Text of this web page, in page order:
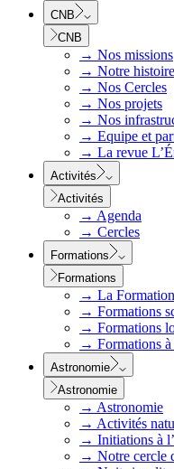
CNB
CNB
→ Nos missions
→ Notre histoire
→ Nos Cercles
→ Nos projets
→ Nos
→ Equipe et
→ La revue
Activités
Activités
→ Agenda
→ Cercles
Formations
Formations
→ La
→ Formations
→ Formations
→ Formations
Astronomie
Astronomie
→ Astronomie
→ Activités
→ Initiations à
→ Notre cercle